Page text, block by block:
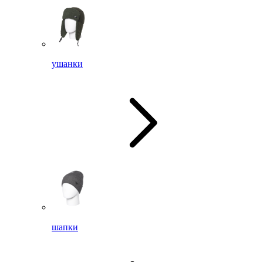
ушанки
шапки